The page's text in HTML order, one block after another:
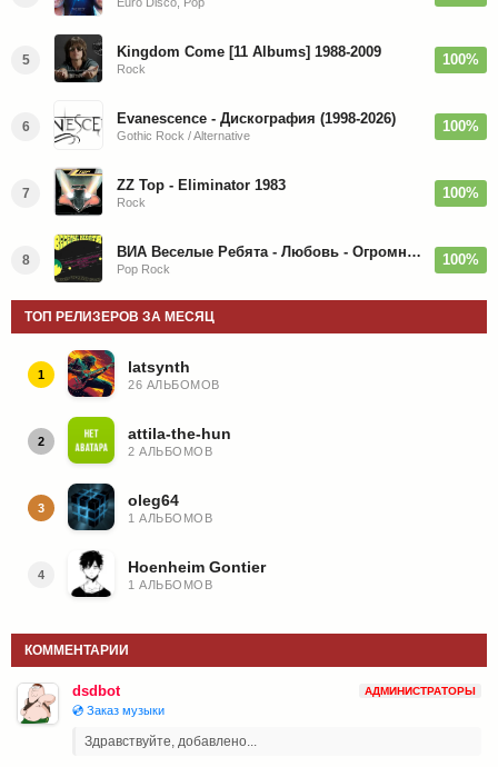
Euro Disco, Pop
5 Kingdom Come [11 Albums] 1988-2009
Rock
100%
6 Evanescence - Дискография (1998-2026)
Gothic Rock / Alternative
100%
7 ZZ Top - Eliminator 1983
Rock
100%
8 ВИА Веселые Ребята - Любовь - Огромная Страна - 1974/2026
Pop Rock
100%
ТОП РЕЛИЗЕРОВ ЗА МЕСЯЦ
1 latsynth
26 АЛЬБОМОВ
2 attila-the-hun
2 АЛЬБОМОВ
3 oleg64
1 АЛЬБОМОВ
4 Hoenheim Gontier
1 АЛЬБОМОВ
КОММЕНТАРИИ
dsdbot АДМИНИСТРАТОРЫ
💿 Заказ музыки
Здравствуйте, добавлено...